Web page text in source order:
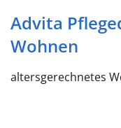
Advita
Wohnen
altersgerechnetes